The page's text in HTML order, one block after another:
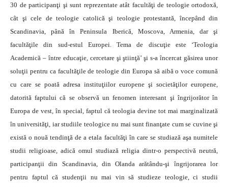
30 de participanţi şi sunt reprezentate atât facultăţi de teologie ortodoxă,
cât şi cele de teologie catolică şi teologie protestantă, începând din
Scandinavia, până în Peninsula Iberică, Moscova, Armenia, dar şi
facultăţile din sud-estul Europei. Tema de discuţie este ‘Teologia
Academică – între educaţie, cercetare şi ştiinţă’ şi s-a încercat găsirea unor
soluţii pentru ca facultăţile de teologie din Europa să aibă o voce comună
cu care se poată adresa instituţiilor europene şi societăţilor europene,
datorită faptului că se observă un fenomen interesant şi îngrijorător în
Europa de vest, în special, faptul că teologia devine tot mai marginalizată
în universităţi, iar studiile teologice nu mai sunt finanţate cum se cuvine şi
există o nouă tendinţă de a etala facultăţi în care se studiază aşa numitele
studii religioase, adică omul studiază religia dintr-o perspectivă neutră,
participanţii din Scandinavia, din Olanda arătându-şi îngrijorarea lor
pentru faptul că studenţii nu mai vin să studieze teologie, ci studii